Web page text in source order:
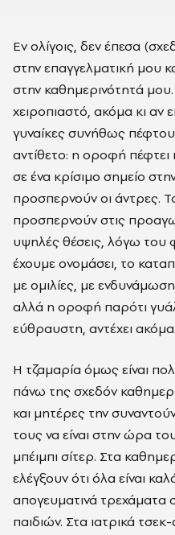
Εν ολίγοις, δεν έπεσα
στην επαγγελματική μου
στην καθημερινότητά
χειροπιαστό, ακόμα κι αν
γυναίκες συνήθως
αντίθετο: η οροφή
σε ένα κρίσιμο σημείο
προσπερνούν οι άντρες.
προσπερνούν στις
υψηλές θέσεις, λόγω του
έχουμε ονομάσει, το
με ομιλίες, με
αλλά η οροφή παρότι
εύθραυστη, αντέχει ακόμα.
Η τζαμαρία όμως είναι
πάνω της σχεδόν
και μητέρες την
τους να είναι στην ώρα
μπέιμπι σίτερ. Στα
ελέγξουν ότι όλα είναι
απογευματινά τρεχάματα
παιδιών. Στα ιατρικά